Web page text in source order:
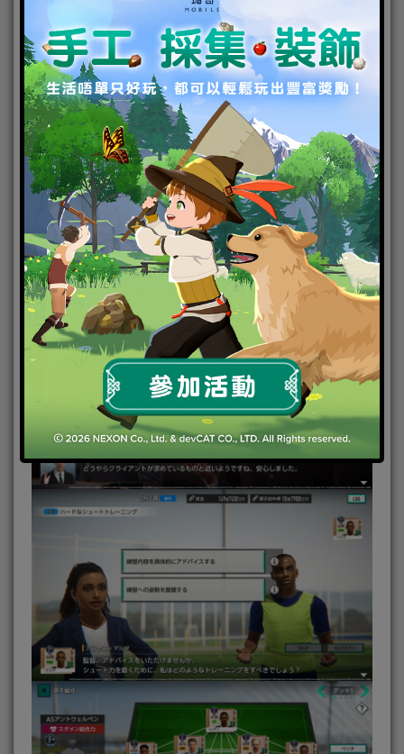
新創造球會2026》
《SEGA新創造球會2026》是繼承了足球球會經營模
擬遊戲《創造球會》系列原點，即培育球員以及經營
球會的策略性，並跟隨時代進化的最新作。作為全權
監督，你可以打造自己的球隊，從地方球會一路邁向
世界巔峰，或是將你居住的城市、喜愛地區的球會培
育成頂尖球會，享受其中的成長劇情。
本作獲得明治安田生命J League官方授權、收錄從J1～
J3共60支球隊的真實球員。其他更有歐洲主要聯會、
FIFPRO、K League等，總計超過5000名真實球員登
場。此外遊戲中還展開了與Manchester City FC的聯動
企劃。